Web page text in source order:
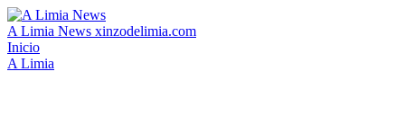
A Limia News xinzodelimia.com
Inicio
A Limia